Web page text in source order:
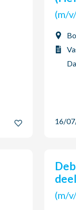
16/
Debriefmedewerker